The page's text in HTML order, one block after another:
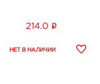
214.0 i